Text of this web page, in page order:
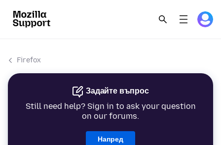
Firefox
Задайте въпрос
Still need help? Sign in to ask your question
on our forums.
Напред